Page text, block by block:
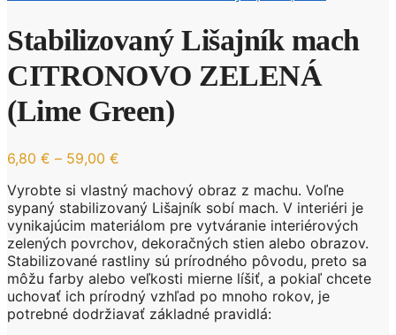
Stabilizovaný Lišajník mach
CITRONOVO ZELENÁ
(Lime Green)
6,80 € – 59,00 €
6,80 €
through
59,00 €
Vyrobte si vlastný machový obraz z machu. Voľne
sypaný stabilizovaný Lišajník sobí mach. V interiéri je
vynikajúcim materiálom pre vytváranie interiérových
zelených povrchov, dekoračných stien alebo obrazov.
Stabilizované rastliny sú prírodného pôvodu, preto sa
môžu farby alebo veľkosti mierne líšiť, a pokiaľ chcete
uchovať ich prírodný vzhľad po mnoho rokov, je
potrebné dodržiavať základné pravidlá: